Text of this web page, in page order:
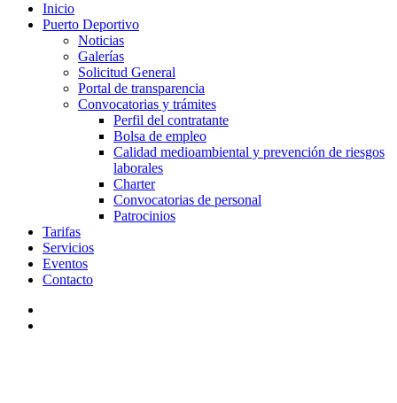
Inicio
Puerto Deportivo
Noticias
Galerías
Solicitud General
Portal de transparencia
Convocatorias y trámites
Perfil del contratante
Bolsa de empleo
Calidad medioambiental y prevención de riesgos
laborales
Charter
Convocatorias de personal
Patrocinios
Tarifas
Servicios
Eventos
Contacto